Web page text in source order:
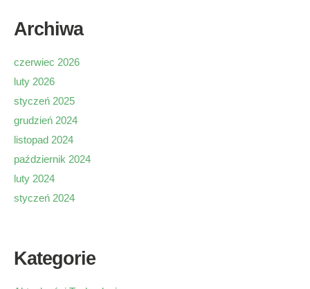
Archiwa
czerwiec 2026
luty 2026
styczeń 2025
grudzień 2024
listopad 2024
październik 2024
luty 2024
styczeń 2024
Kategorie